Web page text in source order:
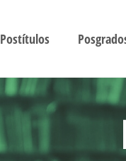
Postítulos